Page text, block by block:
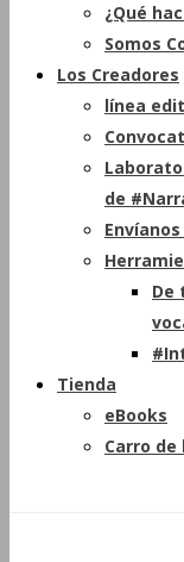
¿Qué
Somos
Los Creadores
línea
de
De
Tienda
eBooks
Carro de